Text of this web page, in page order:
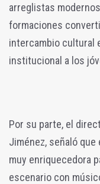
arreglistas
formaciones
intercambio cultural
institucional a los
Por su parte, el
Jiménez, señaló
muy enriquecedora
escenario con